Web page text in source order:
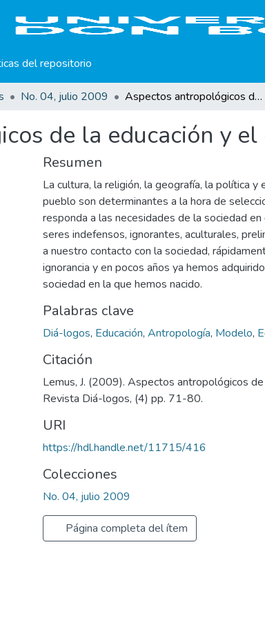
del repositorio
No. 04, julio 2009 Aspectos antropológicos de la educación y el enfoque EBC
de la educación y el
Resumen
La cultura, la religión, la geografía, la política y
pueblo son determinantes a la hora de
responda a las necesidades de la sociedad
seres indefensos, ignorantes, aculturales,
a nuestro contacto con la sociedad,
ignorancia y en pocos años ya hemos
sociedad en la que hemos nacido.
Palabras clave
Diá-logos, Educación, Antropología, Modelo,
Citación
Lemus, J. (2009). Aspectos antropológicos
Revista Diá-logos, (4) pp. 71-80.
URI
https://hdl.handle.net/11715/416
Colecciones
No. 04, julio 2009
Página completa del ítem